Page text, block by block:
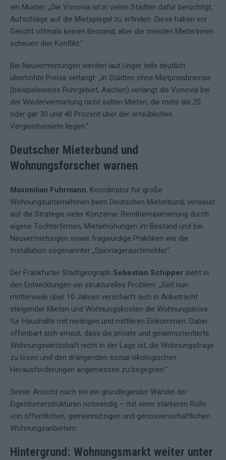
ein Muster: „Die Vonovia ist in vielen Städten dafür berüchtigt,
Aufschläge auf die Mietspiegel zu erfinden. Diese haben vor
Gericht oftmals keinen Bestand, aber die meisten MieterInnen
scheuen den Konflikt.“
Bei Neuvermietungen werden laut Unger teils deutlich
überhöhte Preise verlangt: „In Städten ohne Mietpreisbremse
(beispielsweise Ruhrgebiet, Aachen) verlangt die Vonovia bei
der Wiedervermietung nicht selten Mieten, die mehr als 20
oder gar 30 und 40 Prozent über der ortsüblichen
Vergleichsmiete liegen.“
Deutscher Mieterbund und
Wohnungsforscher warnen
Maximilian Fuhrmann, Koordinator für große
Wohnungsunternehmen beim Deutschen Mieterbund, verweist
auf die Strategie vieler Konzerne: Renditemaximierung durch
eigene Tochterfirmen, Mieterhöhungen im Bestand und bei
Neuvermietungen sowie fragwürdige Praktiken wie die
Installation sogenannter „Spionagerauchmelder“.
Der Frankfurter Stadtgeograph Sebastian Schipper sieht in
den Entwicklungen ein strukturelles Problem: „Seit nun
mittlerweile über 10 Jahren verschärft sich in Anbetracht
steigender Mieten und Wohnungskosten die Wohnungskrise
für Haushalte mit niedrigen und mittleren Einkommen. Dabei
offenbart sich erneut, dass die private und gewinnorientierte
Wohnungswirtschaft nicht in der Lage ist, die Wohnungsfrage
zu lösen und den drängenden sozial-ökologischen
Herausforderungen angemessen zu begegnen.“
Seiner Ansicht nach sei ein grundlegender Wandel der
Eigentümerstrukturen notwendig – mit einer stärkeren Rolle
von öffentlichen, gemeinnützigen und genossenschaftlichen
Wohnungsanbietern.
Hintergrund: Wohnungsmarkt weiter unter